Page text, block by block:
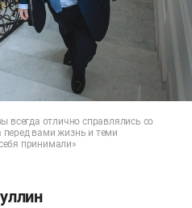
всегда отлично справлялись со
перед вами жизнь и теми
принимали»